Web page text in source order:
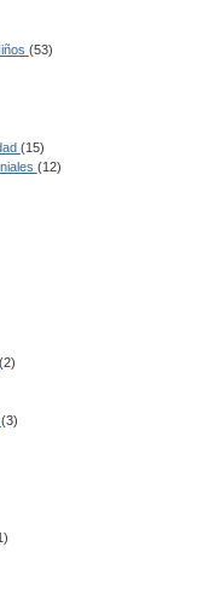
(53)
(15)
(12)
(2)
(3)